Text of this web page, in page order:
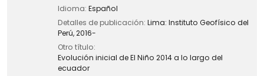
Idioma: Español
Detalles de publicación: Lima: Instituto Geofísico del
Perú,2016-
Otro título:
Evolución inicial de El Niño 2014 a lo largo del
ecuador